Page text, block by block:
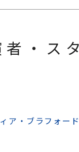
者・ス
ア・ブラフォード